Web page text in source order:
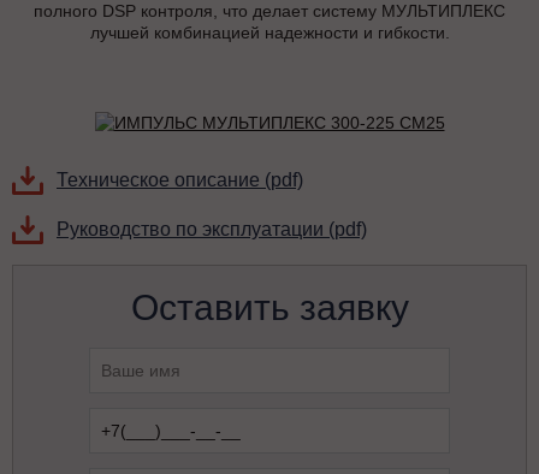
полного DSP контроля, что делает систему МУЛЬТИПЛЕКС
лучшей комбинацией надежности и гибкости.
Техническое описание (pdf)
Руководство по эксплуатации (pdf)
Оставить заявку